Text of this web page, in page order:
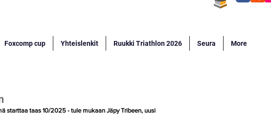
Foxcomp cup Yhteislenkit Ruukki Triathlon 2026 Seura More
starttaa taas 10/2025 - tule mukaan Jäpy Tribeen, uusi